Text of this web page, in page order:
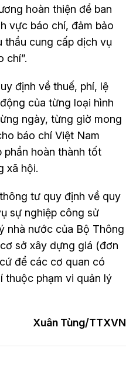
hoàn thiện để ban
vực báo chí, đảm bảo
thầu cung cấp dịch vụ
chí”.
định về thuế, phí, lệ
của từng loại hình
ngày, từng giờ mong
báo chí Việt Nam
phần hoàn thành tốt
xã hội.
tư quy định về quy
sự nghiệp công sử
nhà nước của Bộ Thông
sở xây dựng giá (đơn
để các cơ quan có
thuộc phạm vi quản lý
Xuân Tùng/TTXVN